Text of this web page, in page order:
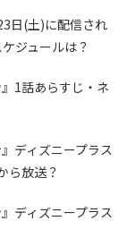
日(土)に配信され
ジュールは？
1話あらすじ・ネ
ディズニープラス
ら放送？
ディズニープラス